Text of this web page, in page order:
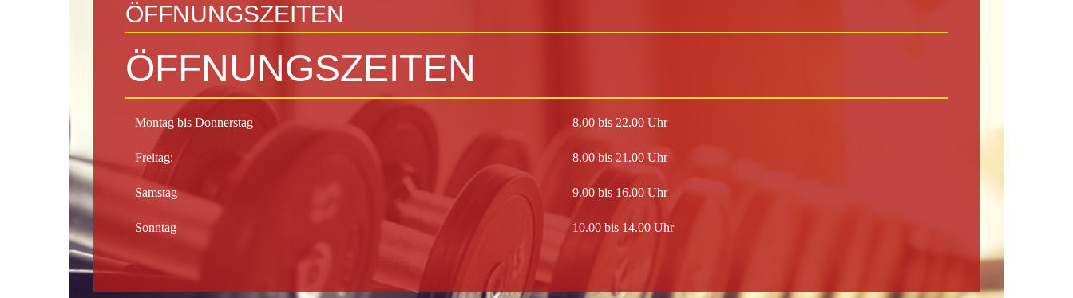
ÖFFNUNGSZEITEN
ÖFFNUNGSZEITEN
Montag bis Donnerstag 8.00 bis 22.00 Uhr
Freitag: 8.00 bis 21.00 Uhr
Samstag 9.00 bis 16.00 Uhr
Sonntag 10.00 bis 14.00 Uhr